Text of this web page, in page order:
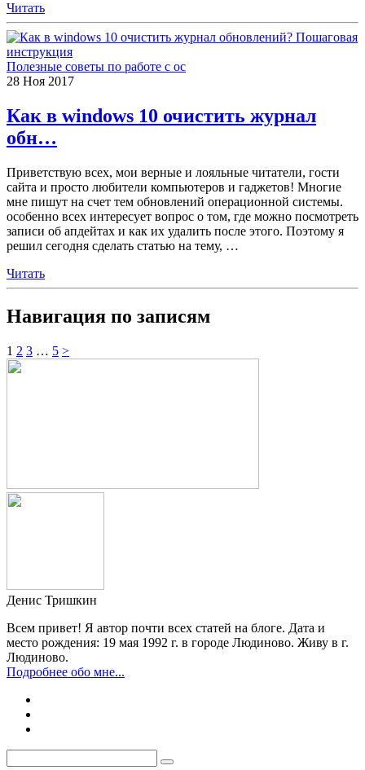
Читать
Полезные советы по работе с ос
28 Ноя 2017
Как в windows 10 очистить журнал
обн…
Приветствую всех, мои верные и лояльные читатели, гости
сайта и просто любители компьютеров и гаджетов! Многие
мне пишут на счет тем обновлений операционной системы.
особенно всех интересует вопрос о том, где можно посмотреть
записи об апдейтах и как их удалить после этого. Поэтому я
решил сегодня сделать статью на тему, …
Читать
Навигация по записям
1 2 3 … 5 >
Денис Тришкин
Всем привет! Я автор почти всех статей на блоге. Дата и
место рождения: 19 мая 1992 г. в городе Людиново. Живу в г.
Людиново.
Подробнее обо мне...